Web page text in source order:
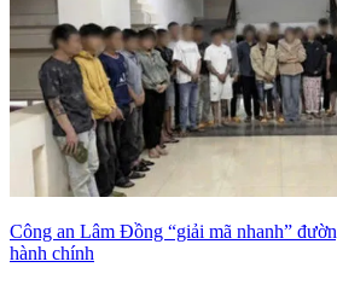
Công an Lâm Đồng “giải mã nhanh”
hành chính